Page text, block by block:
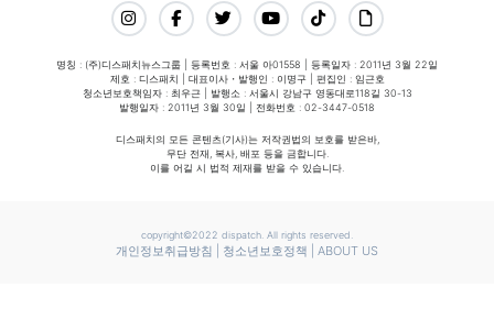
명칭 : (주)디스패치뉴스그룹 | 등록번호 : 서울 아01558 | 등록일자 : 2011년 3월 22일
제호 : 디스패치 | 대표이사・발행인 : 이명구 | 편집인 : 임근호
청소년보호책임자 : 최우근 | 발행소 : 서울시 강남구 영동대로118길 30-13
발행일자 : 2011년 3월 30일 | 전화번호 : 02-3447-0518
디스패치의 모든 콘텐츠(기사)는 저작권법의 보호를 받은바,
무단 전재, 복사, 배포 등을 금합니다.
이를 어길 시 법적 제재를 받을 수 있습니다.
copyright©2022 dispatch. All rights reserved.
개인정보취급방침 청소년보호정책 ABOUT US